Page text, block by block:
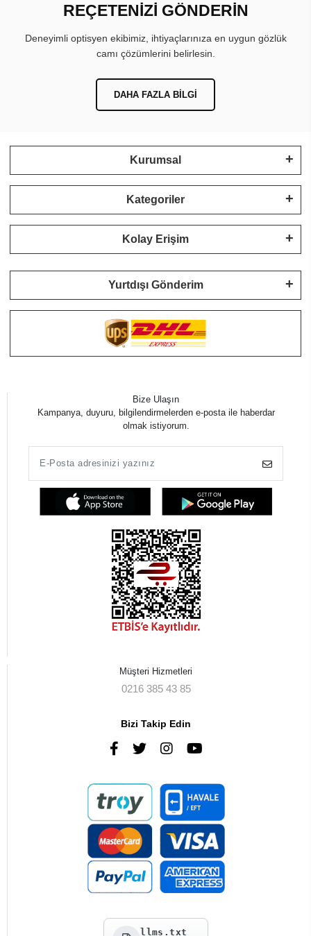
REÇETENİZİ GÖNDERİN
Deneyimli optisyen ekibimiz, ihtiyaçlarınıza en uygun gözlük
camı çözümlerini belirlesin.
DAHA FAZLA BILGI
Kurumsal
Kategoriler
Kolay Erişim
Yurtdışı Gönderim
Bize Ulaşın
Kampanya, duyuru, bilgilendirmelerden e-posta ile haberdar
olmak istiyorum.
Müşteri Hizmetleri
0216 385 43 85
Bizi Takip Edin
llms.txt